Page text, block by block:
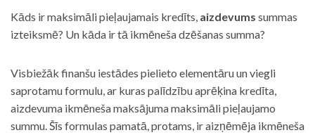
Kāds ir maksimāli pieļaujamais kredīts, aizdevums summas
izteiksmē? Un kāda ir tā ikmēneša dzēšanas summa?
Visbiežāk finanšu iestādes pielieto elementāru un viegli
saprotamu formulu, ar kuras palīdzību aprēķina kredīta,
aizdevuma ikmēneša maksājuma maksimāli pieļaujamo
summu. Šīs formulas pamatā, protams, ir aizņēmēja ikmēneša